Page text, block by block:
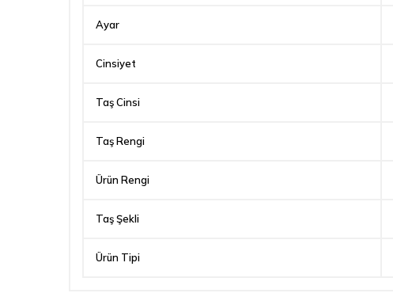
Ayar
Cinsiyet
Taş Cinsi
Taş Rengi
Ürün Rengi
Taş Şekli
Ürün Tipi